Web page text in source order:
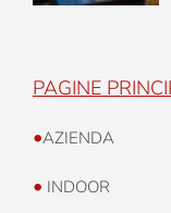
PAGINE
•AZIENDA
• INDOOR